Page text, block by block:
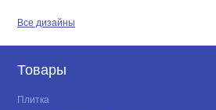
Все дизайны
Товары
Плитка